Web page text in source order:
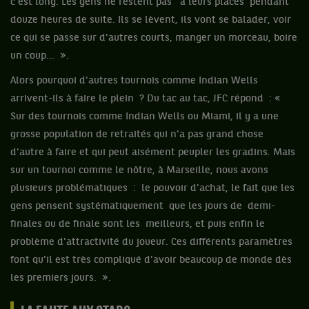
c'est long. Les gens ne restent pas
à leurs places pendant
douze heures de suite. Ils se lèvent, ils vont se balader, voir
ce qui se passe sur d'autres courts, manger un morceau, boire
un coup... ».
Alors pourquoi d'autres tournois comme Indian Wells
arrivent-ils à faire le plein ? Du tac au tac, JFC répond : «
Sur des tournois comme Indian Wells ou Miami, il y a une
grosse population de retraités qui n'a pas grand chose
d'autre à faire et qui peut aisément peupler les gradins. Mais
sur un tournoi comme le nôtre, à Marseille, nous avons
plusieurs problématiques : le pouvoir d'achat, le fait que les
gens pensent systématiquement que les jours de demi-
finales ou de finale sont les meilleurs, et puis enfin le
problème d'attractivité du joueur. Ces différents paramètres
font qu'il est très compliqué d'avoir beaucoup de monde dès
les premiers jours. ».